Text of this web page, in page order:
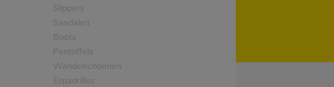
Slippers
Sandalen
Boots
Pantoffels
Wandelschoenen
Espadrilles